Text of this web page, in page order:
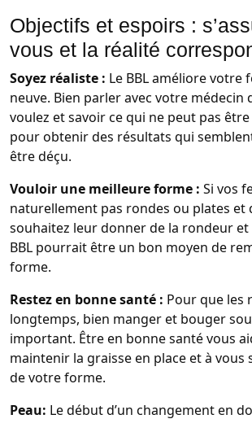
Objectifs et espoirs :
vous et la réalité
Soyez réaliste : Le BBL améliore votre
neuve. Bien parler avec votre médecin
voulez et savoir ce qui ne peut pas
pour obtenir des résultats qui
être déçu.
Vouloir une meilleure forme : Si vos
naturellement pas rondes ou plates et
souhaitez leur donner de la rondeur
BBL pourrait être un bon moyen de
forme.
Restez en bonne santé : Pour que les
longtemps, bien manger et bouger
important. Être en bonne santé vous
maintenir la graisse en place et à vous
de votre forme.
Peau: Le début d’un changement en